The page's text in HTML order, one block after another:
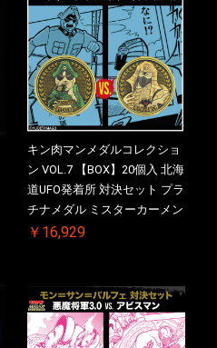
キン肉マンメダルコレクショ
ン VOL.7 【BOX】20個入 北海
道UFO発着所 対決セット プラ
チナメダル ミスターカーメン
VS. ブロッケン Jr. 2.0 ケース
【二次受注分】2026/10/30 一
斉出荷予定
￥16,929